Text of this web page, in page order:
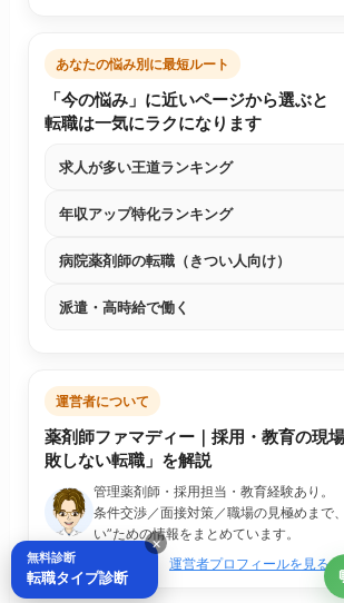
あなたの悩み別に最短ルート
「今の悩み」に近いページから選ぶと
転職は一気にラクになります
求人が多い王道ランキング
年収アップ特化ランキング
病院薬剤師の転職（きつい人向け）
派遣・高時給で働く
運営者について
薬剤師ファマディー｜採用・教育の現
敗しない転職」を解説
管理薬剤師・採用担当・教育経験あり。
条件交渉／面接対策／職場の見極めまで
い”ための情報をまとめています。
運営者プロフィールを見る
×
無料診断
転職タイプ診断